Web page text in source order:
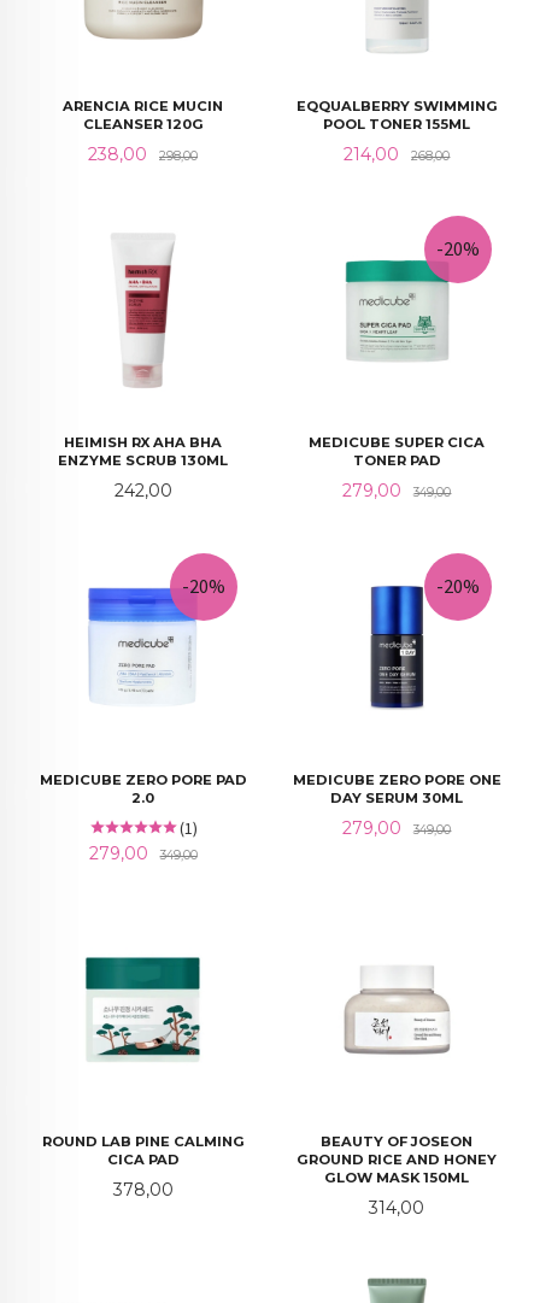
ARENCIA RICE MUCIN
CLEANSER 120G
Tilbud
238,00 298,00Rabatt
EQQUALBERRY SWIMMING
POOL TONER 155ML
Tilbud
214,00 268,00Rabatt
HEIMISH RX AHA BHA
ENZYME SCRUB 130ML
Pris
242,00
MEDICUBE SUPER CICA
TONER PAD
Tilbud
279,00 349,00Rabatt
-20%
MEDICUBE ZERO PORE PAD
2.0
(1)
Tilbud
279,00 349,00Rabatt
-20%
MEDICUBE ZERO PORE ONE
DAY SERUM 30ML
Tilbud
279,00 349,00Rabatt
-20%
ROUND LAB PINE CALMING
CICA PAD
Pris
378,00
BEAUTY OF JOSEON
GROUND RICE AND HONEY
GLOW MASK 150ML
Pris
314,00